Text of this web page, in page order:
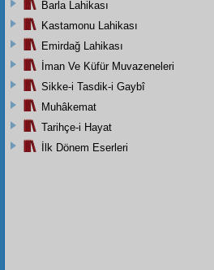
Barla Lahikası
Kastamonu Lahikası
Emirdağ Lahikası
İman Ve Küfür Muvazeneleri
Sikke-i Tasdik-i Gaybî
Muhâkemat
Tarihçe-i Hayat
İlk Dönem Eserleri